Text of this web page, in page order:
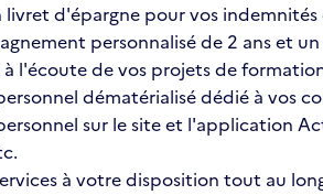
livret d'épargne pour vos
personnalisé de 2 ans et
à l'écoute de vos projets de
dématérialisé dédié à vos
sur le site et l'application
à votre disposition tout au